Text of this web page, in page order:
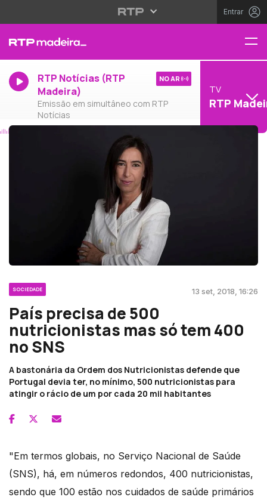
Entrar
RTP Notícias (RTP
Madeira)
Emissão em simultâneo com RTP
Notícias
NO AR
TV
RTP
SOCIEDADE 13 set, 2018, 16:26
País precisa de 500
nutricionistas mas só tem 400
no SNS
A bastonária da Ordem dos Nutricionistas defende que
Portugal devia ter, no mínimo, 500 nutricionistas para
atingir o rácio de um por cada 20 mil habitantes
"Em termos globais, no Serviço Nacional de Saúde
(SNS), há, em números redondos, 400 nutricionistas,
sendo que 100 estão nos cuidados de saúde primários